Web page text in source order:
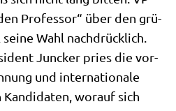
Pro­fes­sor“ über den grü­
Wahl nach­drück­lich.
Jun­cker pries die vor­
und inter­na­tio­na­le
Kan­di­da­ten, wor­auf sich